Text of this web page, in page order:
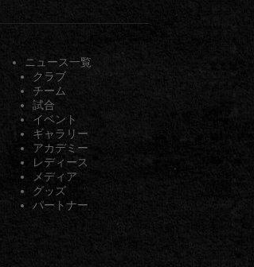
ニュース一覧
クラブ
チーム
試合
イベント
ギャラリー
アカデミー
レディース
メディア
グッズ
パートナー